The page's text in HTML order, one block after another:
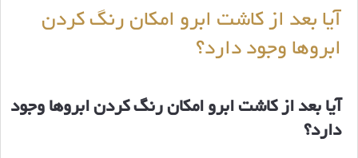
آیا بعد از کاشت ابرو امکان رنگ کردن
ابروها وجود دارد؟
آیا بعد از کاشت ابرو امکان رنگ کردن ابروها وجود
دارد؟